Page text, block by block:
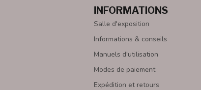
INFORMATIONS
Salle d'exposition
Informations & conseils
Manuels d'utilisation
Modes de paiement
Expédition et retours